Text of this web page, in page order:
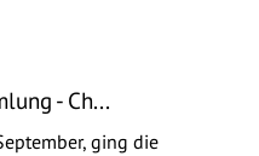
- Ch...
ging die